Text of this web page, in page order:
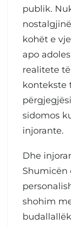
publik.
kohët e
apo
realitete
kontekste
sidomos
injorante.
Dhe
Shumicën
shohim